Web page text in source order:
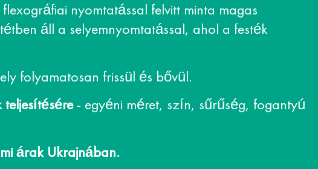
nyomtatással felvitt minta magas
áll a selyemnyomtatással, ahol a festék
folyamatosan frissül és bővül.
teljesítésére- egyéni méret, szín, sűrűség, fogantyú
árak Ukrajnában.